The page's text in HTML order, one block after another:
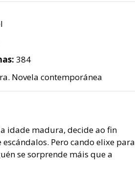
384
Novela contemporánea
idade madura, decide ao fin
Pero cando elixe para
se sorprende máis que a